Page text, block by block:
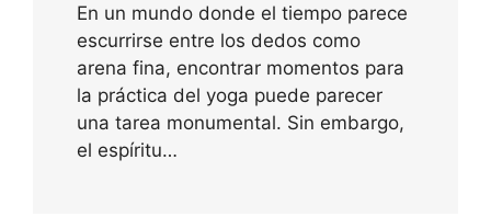
En un mundo donde el tiempo parece
escurrirse entre los dedos como
arena fina, encontrar momentos para
la práctica del yoga puede parecer
una tarea monumental. Sin embargo,
el espíritu…